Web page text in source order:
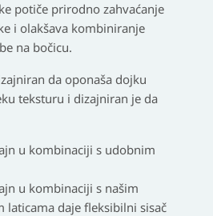
potiče prirodno zahvaćanje
i olakšava kombiniranje
na bočicu.
da oponaša dojku
teksturu i dizajniran je da
u kombinaciji s udobnim
u kombinaciji s našim
laticama daje fleksibilni sisač